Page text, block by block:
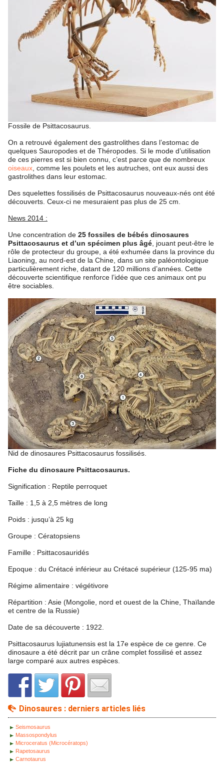
Fossile de Psittacosaurus.
On a retrouvé également des gastrolithes dans l’estomac de
quelques Sauropodes et de Théropodes. Si le mode d’utilisation
de ces pierres est si bien connu, c’est parce que de nombreux
oiseaux , comme les poulets et les autruches, ont eux aussi des
gastrolithes dans leur estomac.
Des squelettes fossilisés de Psittacosaurus nouveaux-nés ont été
découverts. Ceux-ci ne mesuraient pas plus de 25 cm.
News 2014 :
Une concentration de 25 fossiles de bébés dinosaures
Psittacosaurus et d’un spécimen plus âgé , jouant peut-être le
rôle de protecteur du groupe, a été exhumée dans la province du
Liaoning, au nord-est de la Chine, dans un site paléontologique
particulièrement riche, datant de 120 millions d’années. Cette
découverte scientifique renforce l’idée que ces animaux ont pu
être sociables.
Nid de dinosaures Psittacosaurus fossilisés.
Fiche du dinosaure Psittacosaurus.
Signification : Reptile perroquet
Taille : 1,5 à 2,5 mètres de long
Poids : jusqu’à 25 kg
Groupe : Cératopsiens
Famille : Psittacosauridés
Epoque : du Crétacé inférieur au Crétacé supérieur (125-95 ma)
Régime alimentaire : végétivore
Répartition : Asie (Mongolie, nord et ouest de la Chine, Thaïlande
et centre de la Russie)
Date de sa découverte : 1922.
Psittacosaurus lujiatunensis est la 17e espèce de ce genre. Ce
dinosaure a été décrit par un crâne complet fossilisé et assez
large comparé aux autres espèces.
Dinosaures : derniers articles liés
Seismosaurus
Massospondylus
Microceratus (Microcératops)
Rapetosaurus
Carnotaurus